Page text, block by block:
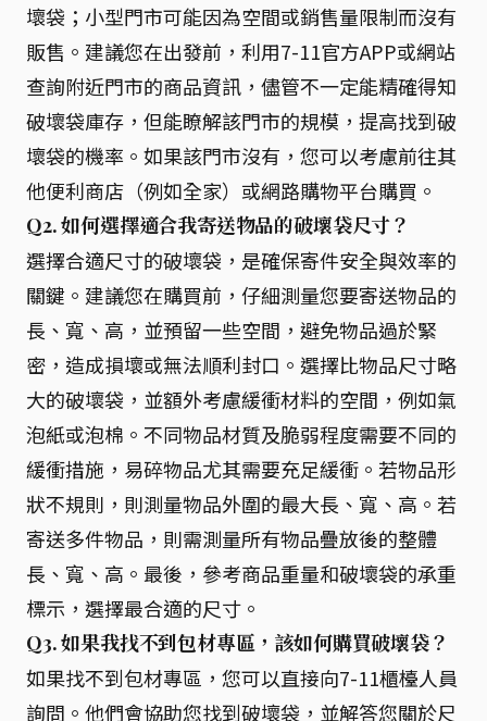
壞袋；小型門市可能因為空間或銷售量限制而沒有
販售。建議您在出發前，利用7-11官方APP或網站
查詢附近門市的商品資訊，儘管不一定能精確得知
破壞袋庫存，但能瞭解該門市的規模，提高找到破
壞袋的機率。如果該門市沒有，您可以考慮前往其
他便利商店（例如全家）或網路購物平台購買。
Q2. 如何選擇適合我寄送物品的破壞袋尺寸？
選擇合適尺寸的破壞袋，是確保寄件安全與效率的
關鍵。建議您在購買前，仔細測量您要寄送物品的
長、寬、高，並預留一些空間，避免物品過於緊
密，造成損壞或無法順利封口。選擇比物品尺寸略
大的破壞袋，並額外考慮緩衝材料的空間，例如氣
泡紙或泡棉。不同物品材質及脆弱程度需要不同的
緩衝措施，易碎物品尤其需要充足緩衝。若物品形
狀不規則，則測量物品外圍的最大長、寬、高。若
寄送多件物品，則需測量所有物品疊放後的整體
長、寬、高。最後，參考商品重量和破壞袋的承重
標示，選擇最合適的尺寸。
Q3. 如果我找不到包材專區，該如何購買破壞袋？
如果找不到包材專區，您可以直接向7-11櫃檯人員
詢問。他們會協助您找到破壞袋，並解答您關於尺